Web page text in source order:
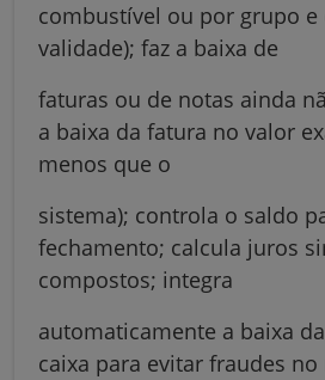
combustível ou por grupo e
validade); faz a baixa de
faturas ou de notas ainda
a baixa da fatura no valor
menos que o
sistema); controla o saldo
fechamento; calcula juros
compostos; integra
automaticamente a baixa
caixa para evitar fraudes